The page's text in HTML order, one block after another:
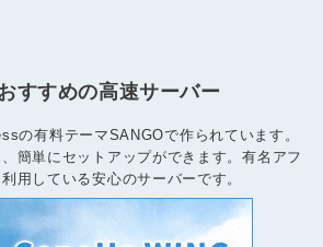
すすめの高速サーバー
の有料テーマSANGOで作られています。
簡単にセットアップができます。有名アフ
用している安心のサーバーです。